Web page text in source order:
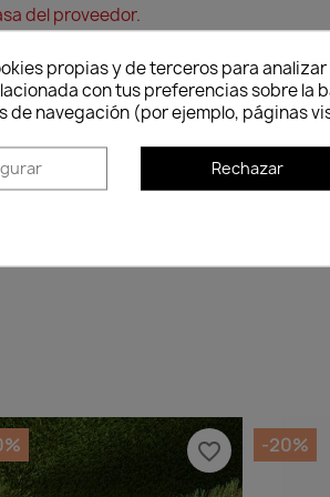
del proveedor.
Política de entrega
Envío peninsular, Islas Baleares y
favorite_border -20%
propias y de terceros para
con tus preferencias sobre la
de navegación (por ejemplo, páginas
Rechazar